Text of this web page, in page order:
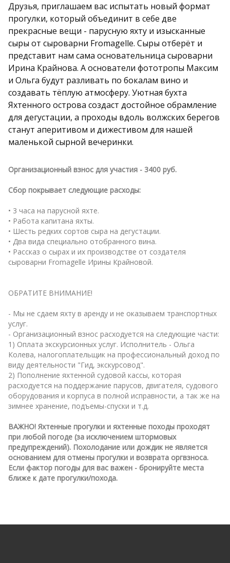
Друзья, приглашаем вас испытать новый формат
прогулки, который объединит в себе две
прекрасные вещи - парусную яхту и изысканные
сыры от сыроварни Fromagelle. Сыры отберёт и
представит нам сама основательница сыроварни
Ирина Крайнова. А основатели фототропы Максим
и Ольга будут разливать по бокалам вино и
создавать тёплую атмосферу. Уютная бухта
Яхтенного острова создаст достойное обрамление
для дегустации, а проходы вдоль волжских берегов
станут аперитивом и дижестивом для нашей
маленькой сырной вечеринки.
Организационный взнос для участия - 3400 руб.
Сбор покрывает следующие расходы:
• 3 часа на парусной яхте.
• Работа капитана яхты.
• Шесть редких сортов сыра на дегустации.
• Два вида специально отобранного вина.
• Рассказ о сырах и их производстве от создателя
сыроварни Fromagelle Ирины Крайновой.
ОБРАТИТЕ ВНИМАНИЕ!
- Мы не сдаем яхту в аренду и не оказываем транспортных
услуг.
- Организационный взнос расходуется на следующие части:
1) Оплата экскурсионных услуг. Исполнитель - Ольга
Колева, налогоплательщик на профессиональный доход по
виду деятельности "Гид, экскурсовод".
2) Пополнение яхтенной судовой кассы, которая
расходуется на поддержание парусов, двигателя, судового
оборудования и корпуса в полной исправности, а так же на
зимнее хранение, подъемы-спуски и т.д.
ВАЖНО! Яхтенные прогулки и яхтенные походы проходят
при любой погоде (за исключением штормовых
предупреждений). Похолодание или дождик не является
основанием для отмены прогулки и возврата оргвзноса.
Если фактор погоды для вас важен - бронируйте места
ближе к дате прогулки/похода.